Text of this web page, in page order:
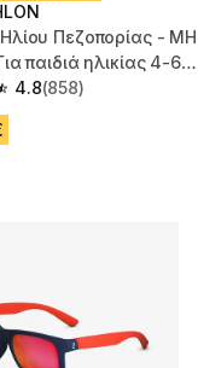
Πεζοπορίας - MH
παιδιά ηλικίας 4-6
4 ροζ μπλε
4.8
5 stars from 858
(858)